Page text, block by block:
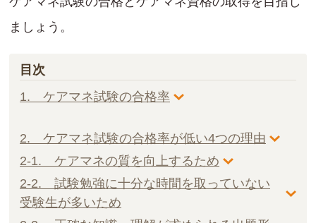
ましょう。
目次
1. ケアマネ試験の合格率
2. ケアマネ試験の合格率が低い4つの理由
2-1. ケアマネの質を向上するため
2-2. 試験勉強に十分な時間を取っていない
受験生が多いため